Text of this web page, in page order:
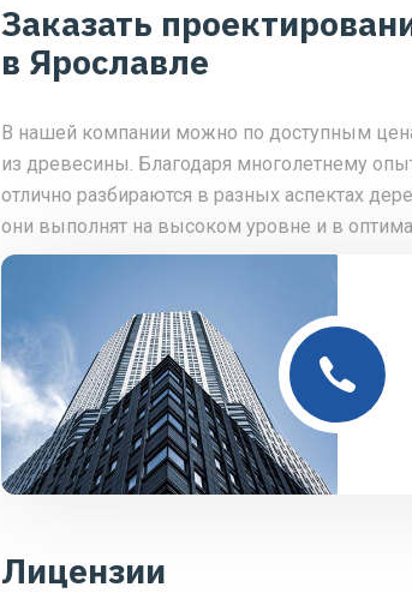
Заказать
в Ярославле
В нашей компании можно по доступным
из древесины. Благодаря многолетнему
отлично разбираются в разных аспектах
они выполнят на высоком уровне и в
Лицензии